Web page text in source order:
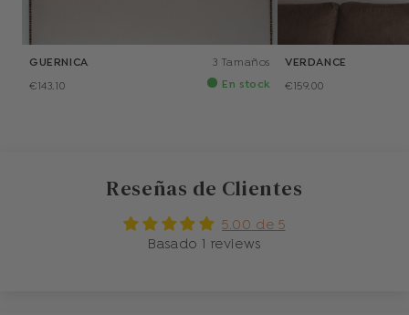
GUERNICA
€143.10
3 Tamaños
En stock
VERDANCE
€159.00
Reseñas de Clientes
5.00 de 5
Basado 1 reviews